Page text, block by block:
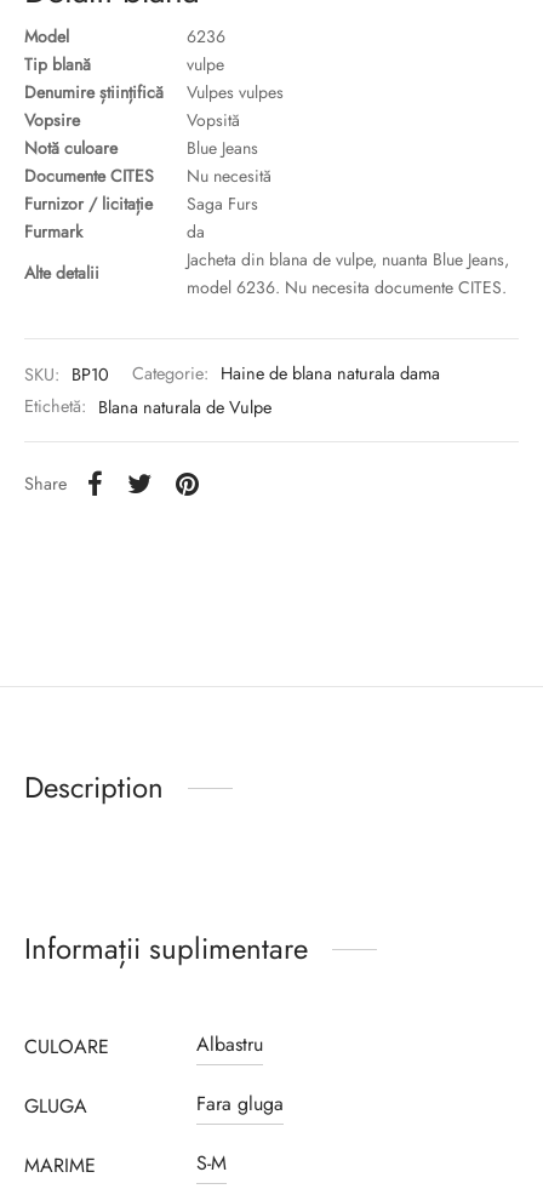
Model
6236
Tip blană
vulpe
Denumire științifică
Vulpes vulpes
Vopsire
Vopsită
Notă culoare
Blue Jeans
Documente CITES
Nu necesită
Furnizor / licitație
Saga Furs
Furmark
da
Alte detalii
Jacheta din blana de vulpe, nuanta Blue Jeans,
model 6236. Nu necesita documente CITES.
SKU: BP10 Categorie: Haine de blana naturala dama
Etichetă: Blana naturala de Vulpe
Share
Description
Informații suplimentare
CULOARE Albastru
GLUGA Fara gluga
MARIME S-M